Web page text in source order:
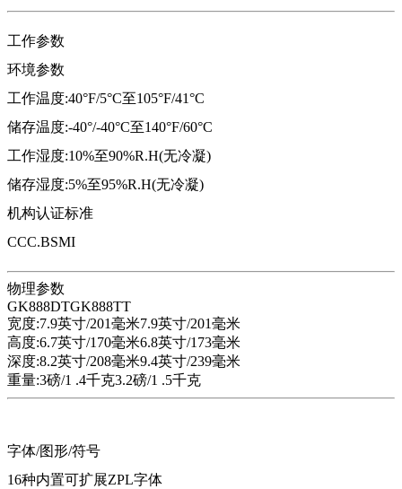
工作参数
环境参数
工作温度:40°F/5°C至105°F/41°C
储存温度:-40°/-40°C至140°F/60°C
工作湿度:10%至90%R.H(无冷凝)
储存湿度:5%至95%R.H(无冷凝)
机构认证标准
CCC.BSMI
物理参数
GK888DTGK888TT
宽度:7.9英寸/201毫米7.9英寸/201毫米
高度:6.7英寸/170毫米6.8英寸/173毫米
深度:8.2英寸/208毫米9.4英寸/239毫米
重量:3磅/1 .4千克3.2磅/1 .5千克
字体/图形/符号
16种内置可扩展ZPL字体